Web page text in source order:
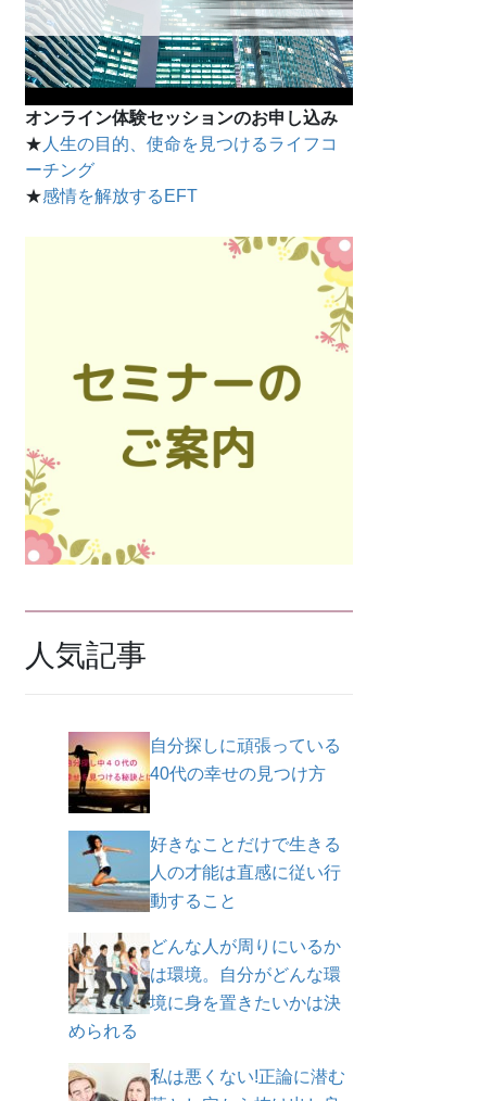
オンライン体験セッションのお申し込み
★ 人生の目的、使命を見つけるライフコ
ーチング
★感情を解放するEFT
人気記事
自分探しに頑張っている
40代の幸せの見つけ方
好きなことだけで生きる
人の才能は直感に従い行
動すること
どんな人が周りにいるか
は環境。自分がどんな環
境に身を置きたいかは決
められる
私は悪くない!正論に潜む